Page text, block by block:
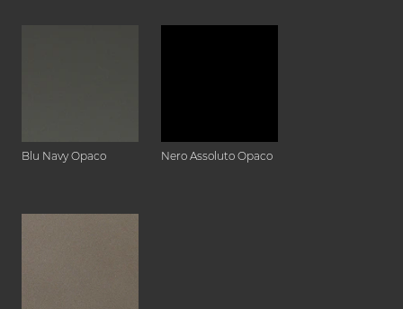
Blu Navy Opaco Nero Assoluto Opaco